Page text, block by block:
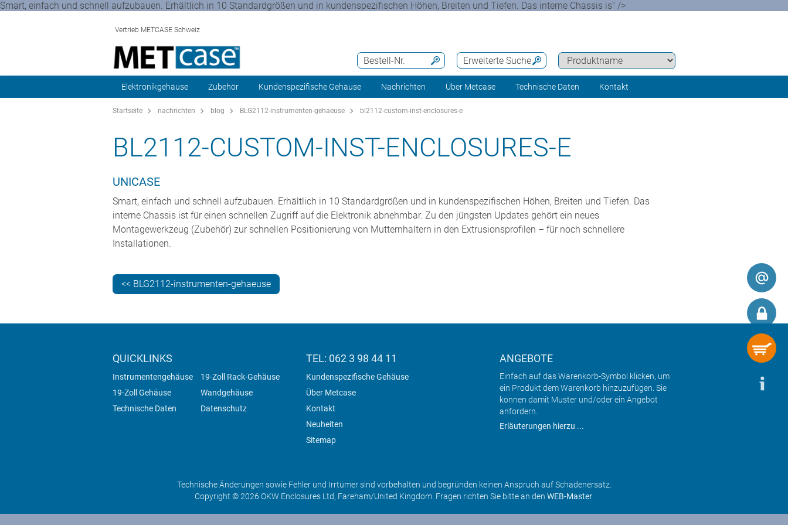
Smart, einfach und schnell aufzubauen. Erhältlich in 10 Standardgrößen und in kundenspezifischen Höhen, Breiten und Tiefen. Das interne Chassis is" />
Vertrieb METCASE Schweiz
Erweiterte Suche
Bestell-Nr.
Elektronikgehäuse Zubehör Kundenspezifische Gehäuse Nachrichten Über Metcase Technische Daten Kontakt
Startseite nachrichten blog BLG2112-instrumenten-gehaeuse bl2112-custom-inst-enclosures-e
BL2112-CUSTOM-INST-ENCLOSURES-E
UNICASE
Smart, einfach und schnell aufzubauen. Erhältlich in 10 Standardgrößen und in kundenspezifischen Höhen, Breiten und Tiefen. Das
interne Chassis ist für einen schnellen Zugriff auf die Elektronik abnehmbar. Zu den jüngsten Updates gehört ein neues
Montagewerkzeug (Zubehör) zur schnellen Positionierung von Mutternhaltern in den Extrusionsprofilen – für noch schnellere
Installationen.
<< BLG2112-instrumenten-gehaeuse
QUICKLINKS
Instrumentengehäuse
19-Zoll Rack-Gehäuse
19-Zoll Gehäuse
Wandgehäuse
Technische Daten
Datenschutz
TEL: 062 3 98 44 11
Kundenspezifische Gehäuse
Über Metcase
Kontakt
Neuheiten
Sitemap
ANGEBOTE
Einfach auf das Warenkorb-Symbol klicken, um
ein Produkt dem Warenkorb hinzuzufügen. Sie
können damit Muster und/oder ein Angebot
anfordern.
Erläuterungen hierzu ...
Technische Änderungen sowie Fehler und Irrtümer sind vorbehalten und begründen keinen Anspruch auf Schadenersatz.
Copyright © 2026 OKW Enclosures Ltd, Fareham/United Kingdom. Fragen richten Sie bitte an den WEB-Master.